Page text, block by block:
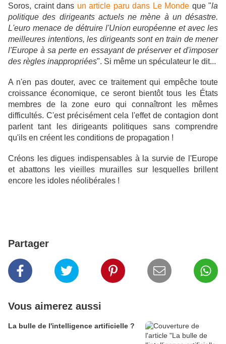
Soros, craint dans un article paru dans Le Monde que "la
politique des dirigeants actuels ne mène à un désastre.
L'euro menace de détruire l'Union européenne et avec les
meilleures intentions, les dirigeants sont en train de mener
l'Europe à sa perte en essayant de préserver et d'imposer
des règles inappropriées". Si même un spéculateur le dit...
A n'en pas douter, avec ce traitement qui empêche toute
croissance économique, ce seront bientôt tous les États
membres de la zone euro qui connaîtront les mêmes
difficultés. C'est précisément cela l'effet de contagion dont
parlent tant les dirigeants politiques sans comprendre
qu'ils en créent les conditions de propagation !
Créons les digues indispensables à la survie de l'Europe
et abattons les vieilles murailles sur lesquelles brillent
encore les idoles néolibérales !
Partager
Vous aimerez aussi
La bulle de l'intelligence artificielle ?